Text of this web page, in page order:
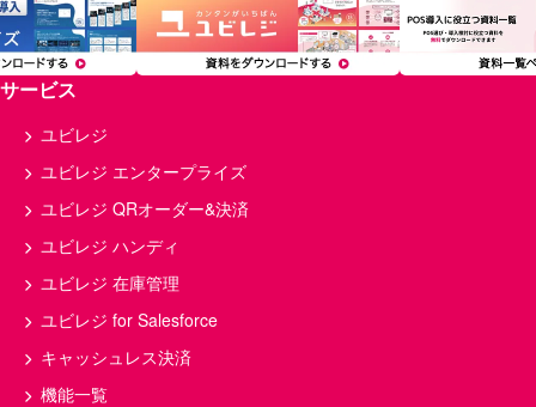
サービス
ユビレジ
ユビレジ エンタープライズ
ユビレジ QRオーダー&決済
ユビレジ ハンディ
ユビレジ 在庫管理
ユビレジ for Salesforce
キャッシュレス決済
機能一覧